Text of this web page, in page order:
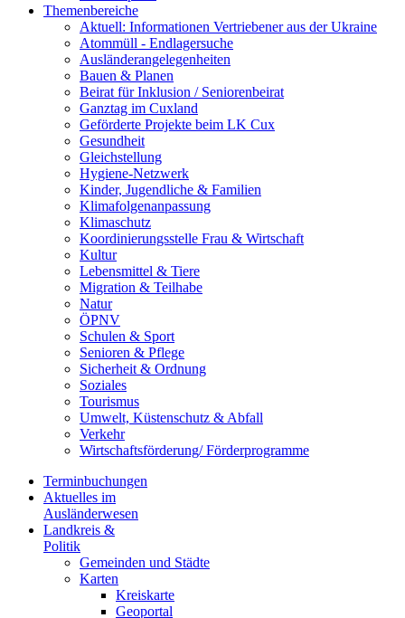
Themenbereiche
Aktuell: Informationen Vertriebener aus der Ukraine
Atommüll - Endlagersuche
Ausländerangelegenheiten
Bauen & Planen
Beirat für Inklusion / Seniorenbeirat
Ganztag im Cuxland
Geförderte Projekte beim LK Cux
Gesundheit
Gleichstellung
Hygiene-Netzwerk
Kinder, Jugendliche & Familien
Klimafolgenanpassung
Klimaschutz
Koordinierungsstelle Frau & Wirtschaft
Kultur
Lebensmittel & Tiere
Migration & Teilhabe
Natur
ÖPNV
Schulen & Sport
Senioren & Pflege
Sicherheit & Ordnung
Soziales
Tourismus
Umwelt, Küstenschutz & Abfall
Verkehr
Wirtschaftsförderung/ Förderprogramme
Terminbuchungen
Aktuelles im
Ausländerwesen
Landkreis &
Politik
Gemeinden und Städte
Karten
Kreiskarte
Geoportal